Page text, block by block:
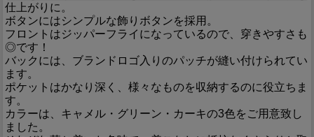
仕上がりに。
ボタンにはシンプルな飾りボタンを採用。
フロントはジッパーフライになっているので、穿きやすさも
◎です！
バックには、ブランドロゴ入りのパッチが縫い付けられてい
ます。
ポケットはかなり深く、様々なものを収納するのに役立ちま
す。
カラーは、キャメル・グリーン・カーキの3色をご用意致し
ました。